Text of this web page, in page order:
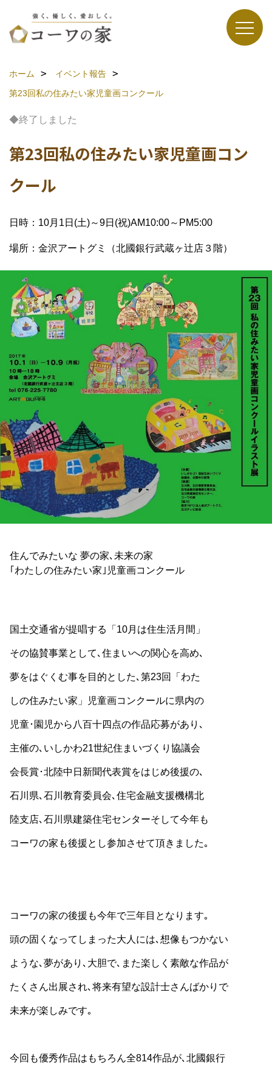
ホーム
イベント報告
第23回私の住みたい家児童画コンクール
◆終了しました
第23回私の住みたい家児童画コン
クール
日時：10月1日(土)～9日(祝)AM10:00～PM5:00
場所：金沢アートグミ（北國銀行武蔵ヶ辻店３階）
住んでみたいな 夢の家､未来の家
｢わたしの住みたい家｣児童画コンクール
国土交通省が提唱する「10月は住生活月間」
その協賛事業として､住まいへの関心を高め､
夢をはぐくむ事を目的とした､第23回「わた
しの住みたい家」児童画コンクールに県内の
児童･園児から八百十四点の作品応募があり､
主催の､いしかわ21世紀住まいづくり協議会
会長賞･北陸中日新聞代表賞をはじめ後援の､
石川県､石川教育委員会､住宅金融支援機構北
陸支店､石川県建築住宅センターそして今年も
コーワの家も後援とし参加させて頂きました｡
コーワの家の後援も今年で三年目となります｡
頭の固くなってしまった大人には､想像もつかない
ような､夢があり､大胆で､また楽しく素敵な作品が
たくさん出展され､将来有望な設計士さんばかりで
未来が楽しみです｡
今回も優秀作品はもちろん全814作品が､北國銀行